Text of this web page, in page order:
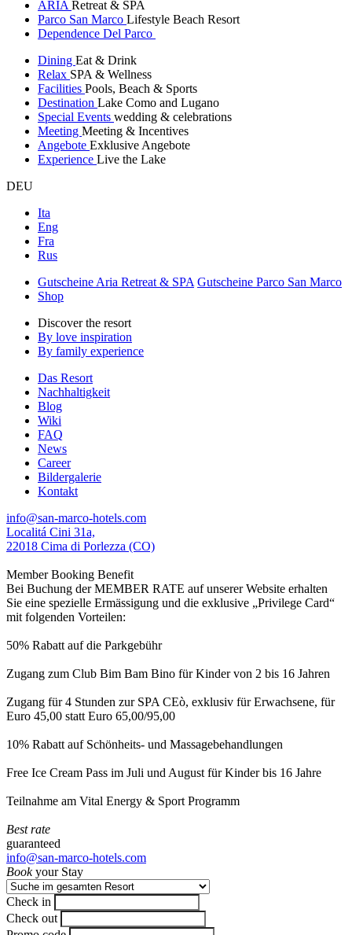
ARIA Retreat & SPA
Parco San Marco Lifestyle Beach Resort
Dependence Del Parco
Dining Eat & Drink
Relax SPA & Wellness
Facilities Pools, Beach & Sports
Destination Lake Como and Lugano
Special Events wedding & celebrations
Meeting Meeting & Incentives
Angebote Exklusive Angebote
Experience Live the Lake
DEU
Ita
Eng
Fra
Rus
Gutscheine Aria Retreat & SPA Gutscheine Parco San Marco
Shop
Discover the resort
By love inspiration
By family experience
Das Resort
Nachhaltigkeit
Blog
Wiki
FAQ
News
Career
Bildergalerie
Kontakt
info@san-marco-hotels.com
Localitá Cini 31a,
22018 Cima di Porlezza (CO)
Member Booking Benefit
Bei Buchung der MEMBER RATE auf unserer Website erhalten
Sie eine spezielle Ermässigung und die exklusive „Privilege Card“
mit folgenden Vorteilen:
50% Rabatt auf die Parkgebühr
Zugang zum Club Bim Bam Bino für Kinder von 2 bis 16 Jahren
Zugang für 4 Stunden zur SPA CEò, exklusiv für Erwachsene, für
Euro 45,00 statt Euro 65,00/95,00
10% Rabatt auf Schönheits- und Massagebehandlungen
Free Ice Cream Pass im Juli und August für Kinder bis 16 Jahre
Teilnahme am Vital Energy & Sport Programm
Best rate
guaranteed
info@san-marco-hotels.com
Bookyour Stay
Check in
Check out